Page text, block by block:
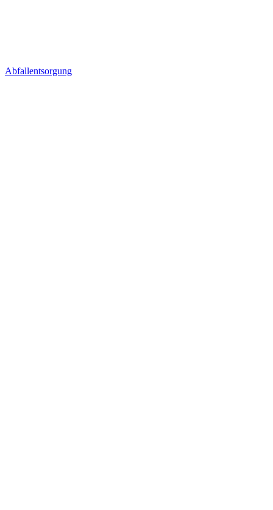
Abfallentsorgung